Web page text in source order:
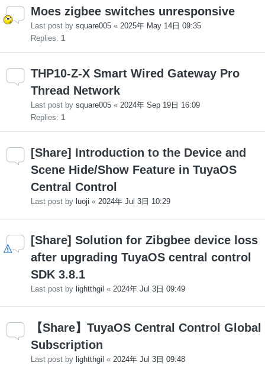
Moes zigbee switches unresponsive
Last post by square005 « 2025年 May 14日 09:35
Replies: 1
THP10-Z-X Smart Wired Gateway Pro
Thread Network
Last post by square005 « 2024年 Sep 19日 16:09
Replies: 1
[Share] Introduction to the Device and
Scene Hide/Show Feature in TuyaOS
Central Control
Last post by luoji « 2024年 Jul 3日 10:29
[Share] Solution for Zibgbee device loss
after upgrading TuyaOS central control
SDK 3.8.1
Last post by lightthgil « 2024年 Jul 3日 09:49
【Share】TuyaOS Central Control Global
Subscription
Last post by lightthgil « 2024年 Jul 3日 09:48